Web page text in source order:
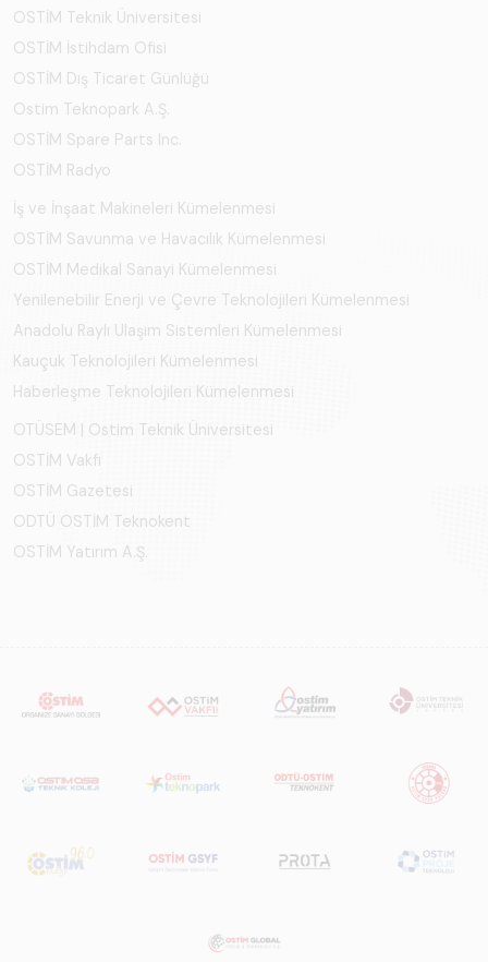
OSTİM Teknik Üniversitesi
OSTİM İstihdam Ofisi
OSTİM Dış Ticaret Günlüğü
Ostim Teknopark A.Ş.
OSTİM Spare Parts Inc.
OSTİM Radyo
İş ve İnşaat Makineleri Kümelenmesi
OSTİM Savunma ve Havacılık Kümelenmesi
OSTİM Medikal Sanayi Kümelenmesi
Yenilenebilir Enerji ve Çevre Teknolojileri Kümelenmesi
Anadolu Raylı Ulaşım Sistemleri Kümelenmesi
Kauçuk Teknolojileri Kümelenmesi
Haberleşme Teknolojileri Kümelenmesi
OTÜSEM | Ostim Teknik Üniversitesi
OSTİM Vakfı
OSTİM Gazetesi
ODTÜ OSTİM Teknokent
OSTİM Yatırım A.Ş.